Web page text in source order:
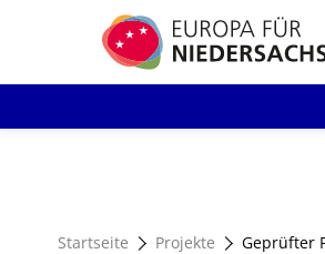
Startseite Projekte Geprüfter